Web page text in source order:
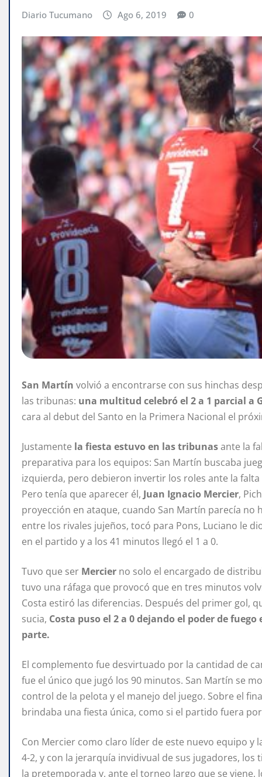
Diario Tucumano Ago 6, 2019 0
San Martín volvió a encontrarse con sus hinchas
las tribunas: una multitud celebró el 2 a 1 parcial a
cara al debut del Santo en la Primera Nacional el
Justamente la fiesta estuvo en las tribunasante la
preparativa para los equipos: San Martín buscaba
izquierda, pero debieron invertir los roles ante la
Pero tenía que aparecer él, Juan Ignacio Mercier,
proyección en ataque, cuando San Martín parecía
entre los rivales jujeños, tocó para Pons, Luciano le
en el partido y a los 41 minutos llegó el 1 a 0.
Tuvo que ser Mercier no solo el encargado de
tuvo una ráfaga que provocó que en tres minutos
Costa estiró las diferencias. Después del primer gol,
sucia, Costa puso el 2 a 0 dejando el poder de
parte.
El complemento fue desvirtuado por la cantidad de
fue el único que jugó los 90 minutos. San Martín se
control de la pelota y el manejo del juego. Sobre el
brindaba una fiesta única, como si el partido fuera
Con Mercier como claro líder de este nuevo equipo y
4-2, y con la jerarquía invidivual de sus jugadores,
la pretemporada y, ante el torneo largo que se